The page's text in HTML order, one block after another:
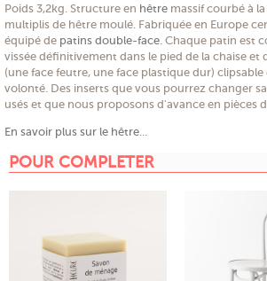
Poids 3,2kg. Structure en hêtre massif courbé à
multiplis de hêtre moulé. Fabriquée en Europe
équipé de patins double-face . Chaque patin est
vissée définitivement dans le pied de la chaise
(une face feutre, une face plastique dur) clipsable
volonté. Des inserts que vous pourrez changer
usés et que nous proposons d'avance en pièces
En savoir plus sur le hêtre
POUR COMPLETER